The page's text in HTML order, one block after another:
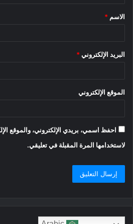
*
الاسم *
البريد الإلكتروني *
الموقع الإلكتروني
احفظ اسمي، بريدي الإلكتروني، والموقع
لاستخدامها المرة المقبلة في تعليقي.